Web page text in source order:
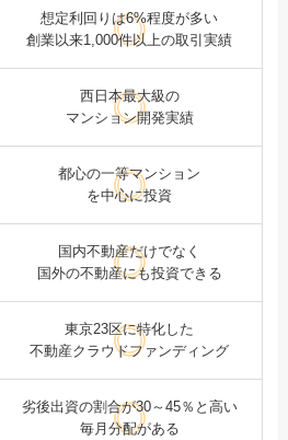
想定利回りは6%程度が多い
創業以来1,000件以上の取引実績
西日本最大級の
マンション開発実績
都心の一等マンション
を中心に投資
国内不動産だけでなく
国外の不動産にも投資できる
東京23区に特化した
不動産クラウドファンディング
劣後出資の割合が30～45％と高い
毎月分配がある